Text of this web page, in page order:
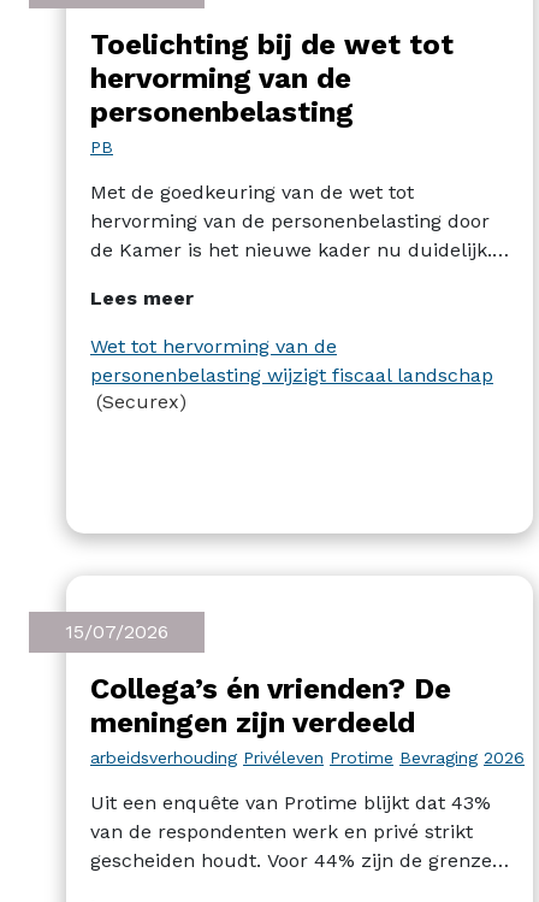
Toelichting bij de wet tot
hervorming van de
personenbelasting
PB
Met de goedkeuring van de wet tot
hervorming van de personenbelasting door
de Kamer is het nieuwe kader nu duidelijk.
rijtje. Fiscaal voordelige overuren,
huwelijksquotiënt, auteursrechten in de IT-
sector, belastingvrije som, bestraffing voor
bovenmatige voordelen van alle aard enz. De
Lees meer
Wet tot hervorming van de
personenbelasting wijzigt fiscaal landschap
(Securex)
15/07/2026
Collega’s én vrienden? De
meningen zijn verdeeld
arbeidsverhouding Privéleven Protime Bevraging 2026
Uit een enquête van Protime blijkt dat 43%
van de respondenten werk en privé strikt
gescheiden houdt. Voor 44% zijn de grenzen